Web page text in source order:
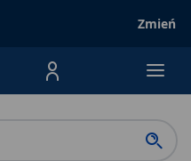
Zmień
Menu Produktów,